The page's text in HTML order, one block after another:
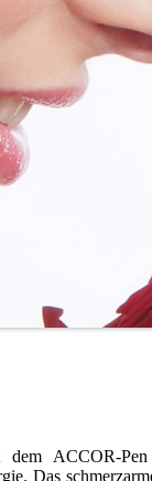
dem ACCOR-
Das